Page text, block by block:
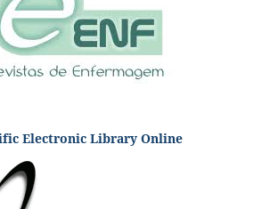
Electronic Library Online